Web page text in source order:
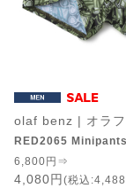
olaf benz | オラ
RED2065
6,800円⇒
4,080円 (税込